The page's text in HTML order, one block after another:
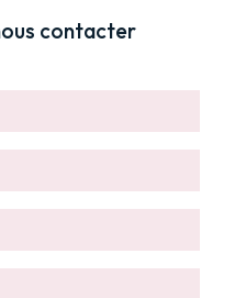
contacter